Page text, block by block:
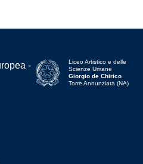
Liceo Artistico e delle
Scienze Umane
Giorgio de Chirico
Torre Annunziata (NA)